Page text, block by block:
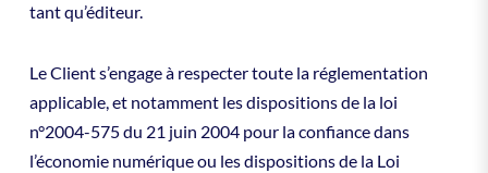
tant qu’éditeur.
Le Client s’engage à respecter toute la réglementation
applicable, et notamment les dispositions de la loi
n°2004-575 du 21 juin 2004 pour la confiance dans
l’économie numérique ou les dispositions de la Loi